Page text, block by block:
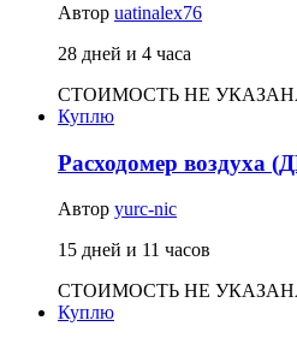
Автор uatinalex76
28 дней и 4 часа
СТОИМОСТЬ НЕ
Куплю
Расходомер воздуха
Автор yurc-nic
15 дней и 11 часов
СТОИМОСТЬ НЕ
Куплю